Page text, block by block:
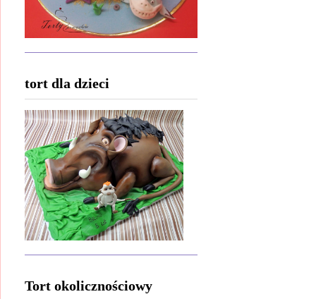
tort dla dzieci
Tort okolicznościowy